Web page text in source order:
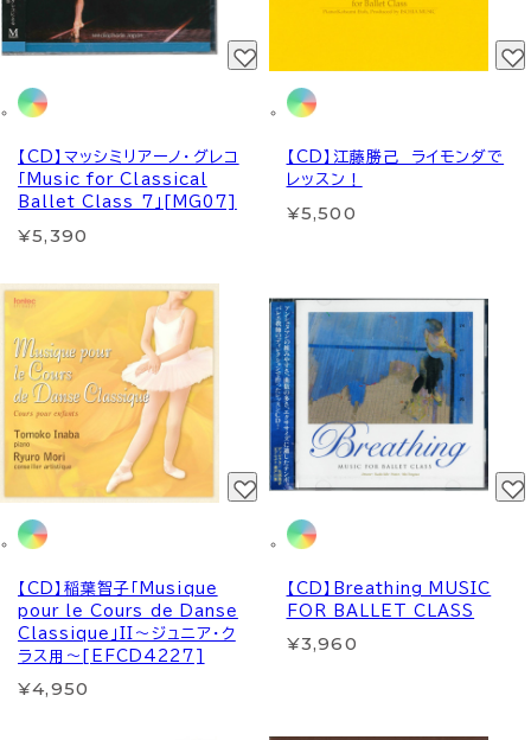
【CD】マッシミリアーノ・グレコ
「Music for Classical
Ballet Class 7」[MG07]
¥5,390
【CD】江藤勝己 ライモンダで
レッスン！
¥5,500
【CD】稲葉智子「Musique
pour le Cours de Danse
Classique」II～ジュニア・ク
ラス用～[EFCD4227]
¥4,950
【CD】Breathing MUSIC
FOR BALLET CLASS
¥3,960